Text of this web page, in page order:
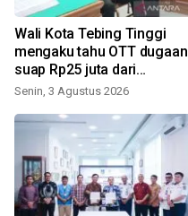
Wali Kota Tebing Tinggi
mengaku tahu OTT dugaan
suap Rp25 juta dari
pemberitaan
Senin, 3 Agustus 2026